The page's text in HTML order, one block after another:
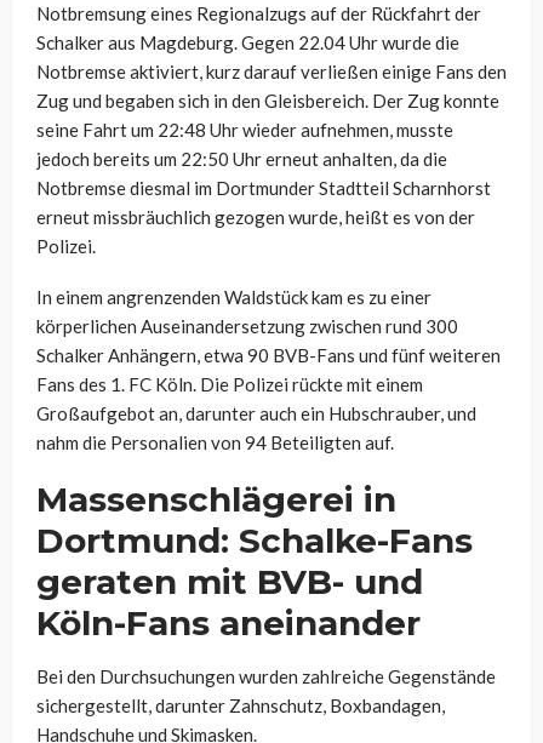
Notbremsung eines Regionalzugs auf der Rückfahrt der
Schalker aus Magdeburg. Gegen 22.04 Uhr wurde die
Notbremse aktiviert, kurz darauf verließen einige Fans den
Zug und begaben sich in den Gleisbereich. Der Zug konnte
seine Fahrt um 22:48 Uhr wieder aufnehmen, musste
jedoch bereits um 22:50 Uhr erneut anhalten, da die
Notbremse diesmal im Dortmunder Stadtteil Scharnhorst
erneut missbräuchlich gezogen wurde, heißt es von der
Polizei.
In einem angrenzenden Waldstück kam es zu einer
körperlichen Auseinandersetzung zwischen rund 300
Schalker Anhängern, etwa 90 BVB-Fans und fünf weiteren
Fans des 1. FC Köln. Die Polizei rückte mit einem
Großaufgebot an, darunter auch ein Hubschrauber, und
nahm die Personalien von 94 Beteiligten auf.
Massenschlägerei in
Dortmund: Schalke-Fans
geraten mit BVB- und
Köln-Fans aneinander
Bei den Durchsuchungen wurden zahlreiche Gegenstände
sichergestellt, darunter Zahnschutz, Boxbandagen,
Handschuhe und Skimasken.